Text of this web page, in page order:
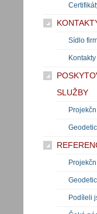
Sídlo
Kontakty
SLUŽBY
Podíleli